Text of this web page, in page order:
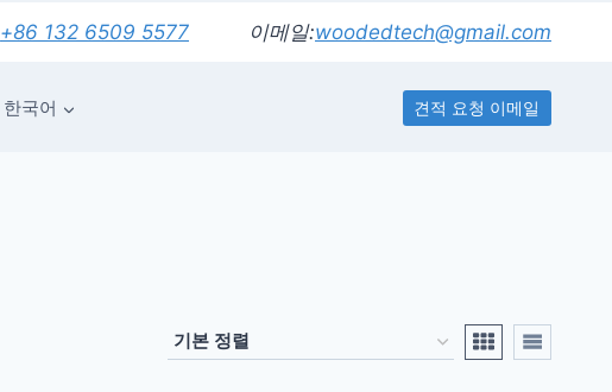
+86 132 6509 5577 이메일:woodedtech@gmail.com
한국어 견적 요청 이메일